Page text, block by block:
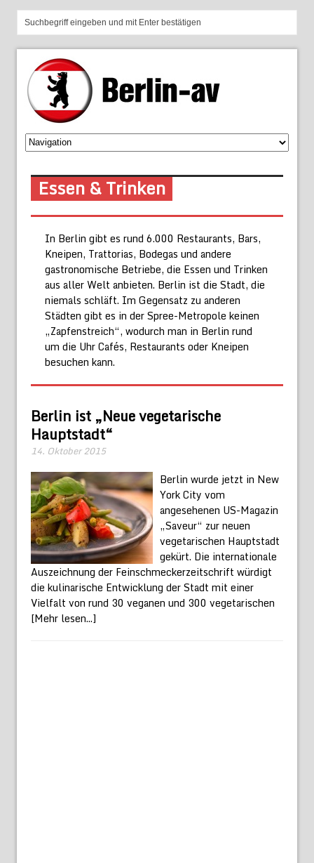
Essen & Trinken
In Berlin gibt es rund 6.000 Restaurants, Bars,
Kneipen, Trattorias, Bodegas und andere
gastronomische Betriebe, die Essen und Trinken
aus aller Welt anbieten. Berlin ist die Stadt, die
niemals schläft. Im Gegensatz zu anderen
Städten gibt es in der Spree-Metropole keinen
„Zapfenstreich“, wodurch man in Berlin rund
um die Uhr Cafés, Restaurants oder Kneipen
besuchen kann.
Berlin ist „Neue vegetarische
Hauptstadt“
14. Oktober 2015
Berlin wurde jetzt in New
York City vom
angesehenen US-Magazin
„Saveur“ zur neuen
vegetarischen Hauptstadt
gekürt. Die internationale
Auszeichnung der Feinschmeckerzeitschrift würdigt
die kulinarische Entwicklung der Stadt mit einer
Vielfalt von rund 30 veganen und 300 vegetarischen
[Mehr lesen...]